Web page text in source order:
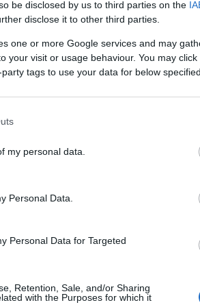
be disclosed by us to third parties on the
disclose it to other third parties.
one or more Google services and may
your visit or usage behaviour. You may
tags to use your data for below
my personal data.
Personal Data.
Personal Data for Targeted
Retention, Sale, and/or Sharing
with the Purposes for which it
(
(18